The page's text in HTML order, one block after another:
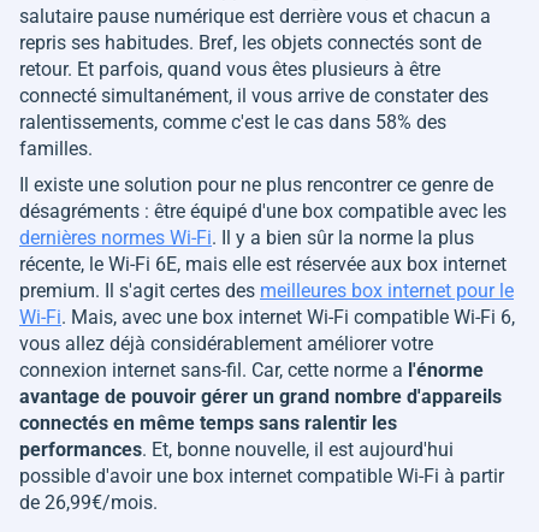
salutaire pause numérique est derrière vous et chacun a
repris ses habitudes. Bref, les objets connectés sont de
retour. Et parfois, quand vous êtes plusieurs à être
connecté simultanément, il vous arrive de constater des
ralentissements, comme c'est le cas dans 58% des
familles.
Il existe une solution pour ne plus rencontrer ce genre de
désagréments : être équipé d'une box compatible avec les
dernières normes Wi-Fi. Il y a bien sûr la norme la plus
récente, le Wi-Fi 6E, mais elle est réservée aux box internet
premium. Il s'agit certes des meilleures box internet pour le
Wi-Fi. Mais, avec une box internet Wi-Fi compatible Wi-Fi 6,
vous allez déjà considérablement améliorer votre
connexion internet sans-fil. Car, cette norme a l'énorme
avantage de pouvoir gérer un grand nombre d'appareils
connectés en même temps sans ralentir les
performances. Et, bonne nouvelle, il est aujourd'hui
possible d'avoir une box internet compatible Wi-Fi à partir
de 26,99€/mois.